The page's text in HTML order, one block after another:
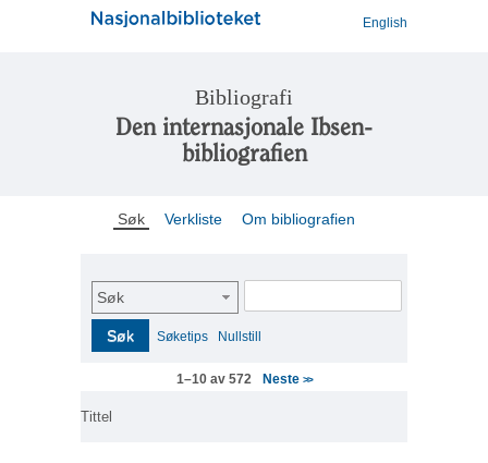
English
Bibliografi
Den internasjonale Ibsen-
bibliografien
Søk Verkliste Om bibliografien
Søk
Søk Søketips Nullstill
1–10 av 572 Neste >>
Tittel